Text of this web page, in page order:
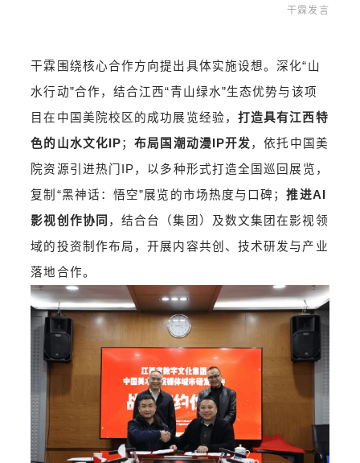
干霖发言
干霖围绕核心合作方向提出具体实施设想。深化“山
水行动”合作，结合江西“青山绿水”生态优势与该项
目在中国美院校区的成功展览经验， 打造具有江西特
色的山水文化IP；布局国潮动漫IP开发，依托中国美
院资源引进热门IP，以多种形式打造全国巡回展览，
复制“黑神话：悟空”展览的市场热度与口碑；推进AI
影视创作协同 ，结合台（集团）及数文集团在影视领
域的投资制作布局，开展内容共创、技术研发与产业
落地合作。